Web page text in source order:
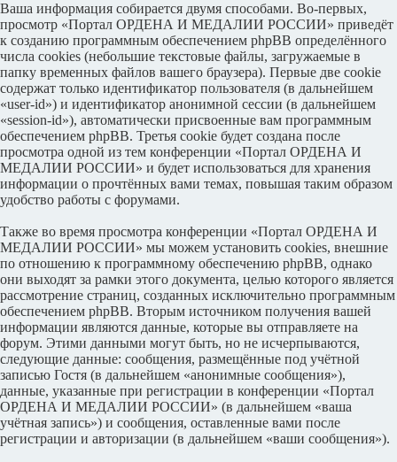
Ваша информация собирается двумя способами. Во-первых,
просмотр «Портал ОРДЕНА И МЕДАЛИИ РОССИИ» приведёт
к созданию программным обеспечением phpBB определённого
числа cookies (небольшие текстовые файлы, загружаемые в
папку временных файлов вашего браузера). Первые две cookie
содержат только идентификатор пользователя (в дальнейшем
«user-id») и идентификатор анонимной сессии (в дальнейшем
«session-id»), автоматически присвоенные вам программным
обеспечением phpBB. Третья cookie будет создана после
просмотра одной из тем конференции «Портал ОРДЕНА И
МЕДАЛИИ РОССИИ» и будет использоваться для хранения
информации о прочтённых вами темах, повышая таким образом
удобство работы с форумами.
Также во время просмотра конференции «Портал ОРДЕНА И
МЕДАЛИИ РОССИИ» мы можем установить cookies, внешние
по отношению к программному обеспечению phpBB, однако
они выходят за рамки этого документа, целью которого является
рассмотрение страниц, созданных исключительно программным
обеспечением phpBB. Вторым источником получения вашей
информации являются данные, которые вы отправляете на
форум. Этими данными могут быть, но не исчерпываются,
следующие данные: сообщения, размещённые под учётной
записью Гостя (в дальнейшем «анонимные сообщения»),
данные, указанные при регистрации в конференции «Портал
ОРДЕНА И МЕДАЛИИ РОССИИ» (в дальнейшем «ваша
учётная запись») и сообщения, оставленные вами после
регистрации и авторизации (в дальнейшем «ваши сообщения»).